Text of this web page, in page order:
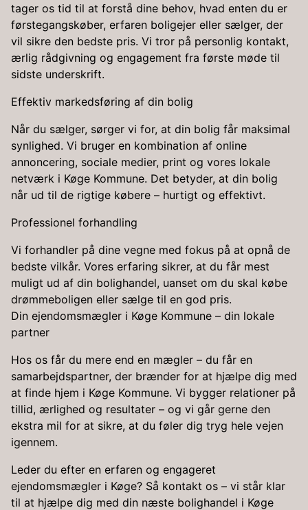
tager os tid til at forstå dine behov, hvad enten du er
førstegangskøber, erfaren boligejer eller sælger, der
vil sikre den bedste pris. Vi tror på personlig kontakt,
ærlig rådgivning og engagement fra første møde til
sidste underskrift.
Effektiv markedsføring af din bolig
Når du sælger, sørger vi for, at din bolig får maksimal
synlighed. Vi bruger en kombination af online
annoncering, sociale medier, print og vores lokale
netværk i Køge Kommune. Det betyder, at din bolig
når ud til de rigtige købere – hurtigt og effektivt.
Professionel forhandling
Vi forhandler på dine vegne med fokus på at opnå de
bedste vilkår. Vores erfaring sikrer, at du får mest
muligt ud af din bolighandel, uanset om du skal købe
drømmeboligen eller sælge til en god pris.
Din ejendomsmægler i Køge Kommune – din lokale
partner
Hos os får du mere end en mægler – du får en
samarbejdspartner, der brænder for at hjælpe dig med
at finde hjem i Køge Kommune. Vi bygger relationer på
tillid, ærlighed og resultater – og vi går gerne den
ekstra mil for at sikre, at du føler dig tryg hele vejen
igennem.
Leder du efter en erfaren og engageret
ejendomsmægler i Køge? Så kontakt os – vi står klar
til at hjælpe dig med din næste bolighandel i Køge